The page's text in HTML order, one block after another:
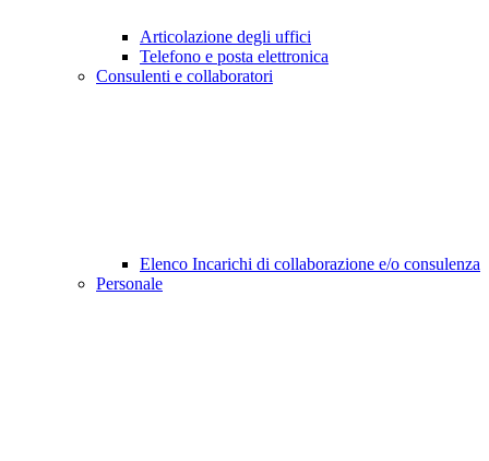
Articolazione degli uffici
Telefono e posta elettronica
Consulenti e collaboratori
Elenco Incarichi di collaborazione e/o consulenza
Personale